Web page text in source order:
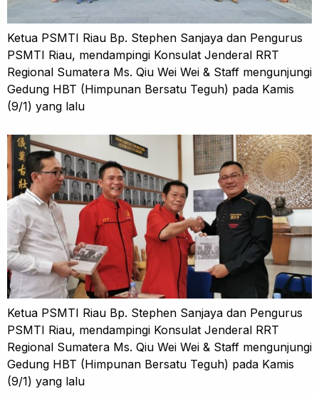
Ketua PSMTI Riau Bp. Stephen Sanjaya dan Pengurus
PSMTI Riau, mendampingi Konsulat Jenderal RRT
Regional Sumatera Ms. Qiu Wei Wei & Staff mengunjungi
Gedung HBT (Himpunan Bersatu Teguh) pada Kamis
(9/1) yang lalu
Ketua PSMTI Riau Bp. Stephen Sanjaya dan Pengurus
PSMTI Riau, mendampingi Konsulat Jenderal RRT
Regional Sumatera Ms. Qiu Wei Wei & Staff mengunjungi
Gedung HBT (Himpunan Bersatu Teguh) pada Kamis
(9/1) yang lalu